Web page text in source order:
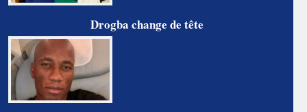
Drogba change de tête